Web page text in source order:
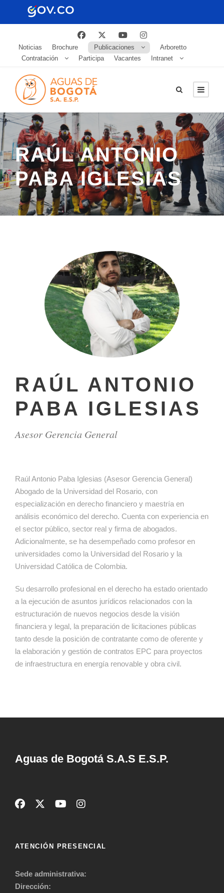
Noticias Brochure Publicaciones
Arboretto
Contratación
Participa Vacantes Intranet
RAÚL ANTONIO
PABA IGLESIAS
RAÚL ANTONIO
PABA IGLESIAS
Asesor Gerencia General
Raúl Antonio Paba Iglesias (Asesor Gerencia General)
Abogado de la Universidad del Rosario, con
especialización en derecho financiero y maestría en
análisis económico del derecho. Cuenta con experiencia en
el sector público, sector real y firma de abogados.
Adicionalmente, se ha desempeñado como profesor en
universidades como la Universidad del Rosario y la
Universidad Católica de Colombia.
Su desarrollo profesional en el derecho ha estado orientado
a la ejecución de asuntos jurídicos relacionados con la
estructuración de nuevos negocios desde la visión
financiera y legal, la preparación de licitaciones públicas
tanto desde la posición de contratante como de oferente y
la elaboración y gestión de contratos EPC para proyectos
de infraestructura en energía renovable y obra civil.
Aguas de Bogotá S.A.S E.S.P.
ATENCIÓN PRESENCIAL
Sede administrativa:
Dirección: